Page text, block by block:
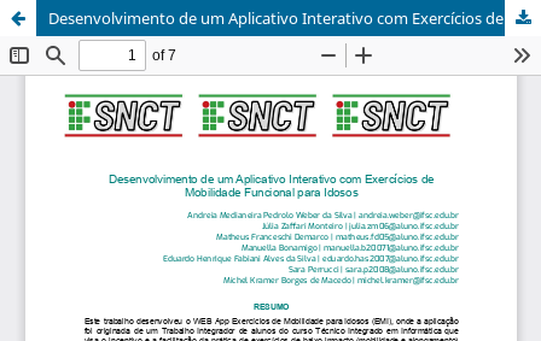
Desenvolvimento de um Aplicativo Interativo com Exercícios de Mobilidade Funcional para Idosos